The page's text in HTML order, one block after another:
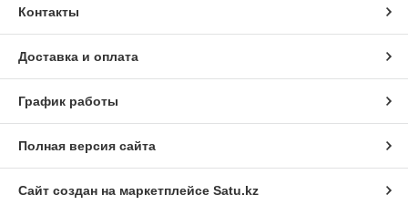
Контакты
Доставка и оплата
График работы
Полная версия сайта
Сайт создан на маркетплейсе Satu.kz